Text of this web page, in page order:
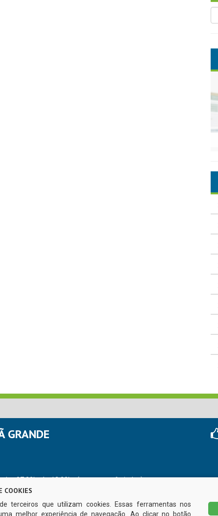
GRANDE
07:00hs às 13:00hs (exceto nos feriados)
COOKIES
terceiros que utilizam cookies. Essas ferramentas nos
melhor experiência de navegação. Ao clicar no botão